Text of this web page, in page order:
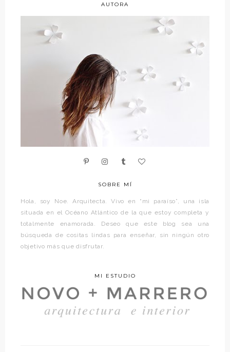
AUTORA
SOBRE MÍ
Hola, soy Noe. Arquitecta. Vivo en “mi paraíso”, una isla
situada en el Océano Atlántico de la que estoy completa y
totalmente enamorada. Deseo que este blog sea una
búsqueda de cositas lindas para enseñar, sin ningún otro
objetivo más que disfrutar.
MI ESTUDIO